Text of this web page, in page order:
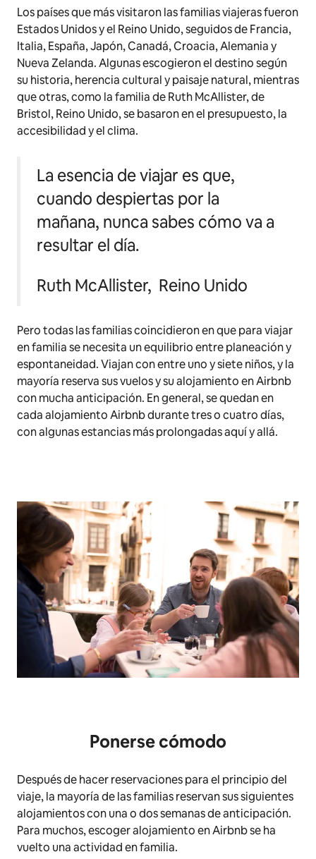
Los países que más visitaron las familias viajeras fueron
Estados Unidos y el Reino Unido, seguidos de Francia,
Italia, España, Japón, Canadá, Croacia, Alemania y
Nueva Zelanda. Algunas escogieron el destino según
su historia, herencia cultural y paisaje natural, mientras
que otras, como la familia de Ruth McAllister, de
Bristol, Reino Unido, se basaron en el presupuesto, la
accesibilidad y el clima.
La esencia de viajar es que,
cuando despiertas por la
mañana, nunca sabes cómo va a
resultar el día.
Ruth McAllister, Reino Unido
Pero todas las familias coincidieron en que para viajar
en familia se necesita un equilibrio entre planeación y
espontaneidad. Viajan con entre uno y siete niños, y la
mayoría reserva sus vuelos y su alojamiento en Airbnb
con mucha anticipación. En general, se quedan en
cada alojamiento Airbnb durante tres o cuatro días,
con algunas estancias más prolongadas aquí y allá.
Ponerse cómodo
Después de hacer reservaciones para el principio del
viaje, la mayoría de las familias reservan sus siguientes
alojamientos con una o dos semanas de anticipación.
Para muchos, escoger alojamiento en Airbnb se ha
vuelto una actividad en familia.